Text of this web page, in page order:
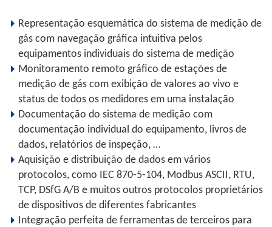
Representação esquemática do sistema de medição de
gás com navegação gráfica intuitiva pelos
equipamentos individuais do sistema de medição
Monitoramento remoto gráfico de estações de
medição de gás com exibição de valores ao vivo e
status de todos os medidores em uma instalação
Documentação do sistema de medição com
documentação individual do equipamento, livros de
dados, relatórios de inspeção, …
Aquisição e distribuição de dados em vários
protocolos, como IEC 870-5-104, Modbus ASCII, RTU,
TCP, DSfG A/B e muitos outros protocolos proprietários
de dispositivos de diferentes fabricantes
Integração perfeita de ferramentas de terceiros para